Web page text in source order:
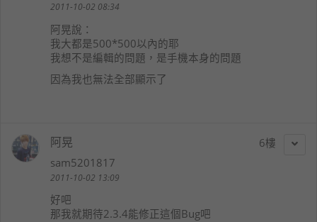
2011-10-02 08:34
阿晃說：
我大都是500*500以內的耶
我想不是編輯的問題，是手機本身的問題
因為我也無法全部顯示了
6
阿晃
sam5201817
2011-10-02 13:09
好吧
那我就期待2.3.4能修正這個Bug吧